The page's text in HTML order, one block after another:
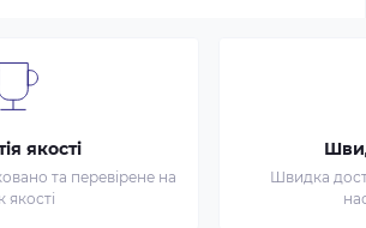
якості
та перевірене на
якості
Швидка